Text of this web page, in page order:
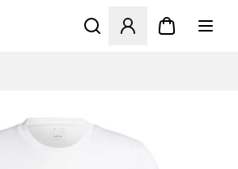
Åbner en Modal til at